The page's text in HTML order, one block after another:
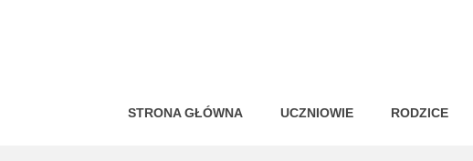
STRONA GŁÓWNA UCZNIOWIE RODZICE